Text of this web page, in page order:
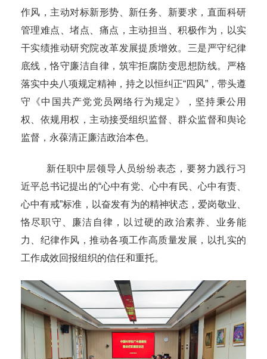
作风，主动对标新形势、新任务、新要求，直面科研
管理难点、堵点、痛点，主动担当、积极作为，以实
干实绩推动研究院改革发展提质增效。三是严守纪律
底线，恪守廉洁自律，筑牢拒腐防变思想防线。 严格
落实中央八项规定精神，持之以恒纠正“四风”，带头遵
守《中国共产党党员网络行为规定》，坚持秉公用
权、依规用权，主动接受组织监督、群众监督和舆论
监督，永葆清正廉洁政治本色。
新任职中层领导人员纷纷表态，要努力践行习
近平总书记提出的“心中有党、心中有民、心中有责、
心中有戒”标准，以奋发有为的精神状态，爱岗敬业、
恪尽职守、廉洁自律，以过硬的政治素养、业务能
力、纪律作风，推动各项工作高质量发展，以扎实的
工作成效回报组织的信任和重托。